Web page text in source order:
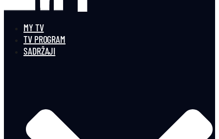
MY TV
TV PROGRAM
SADRŽAJI